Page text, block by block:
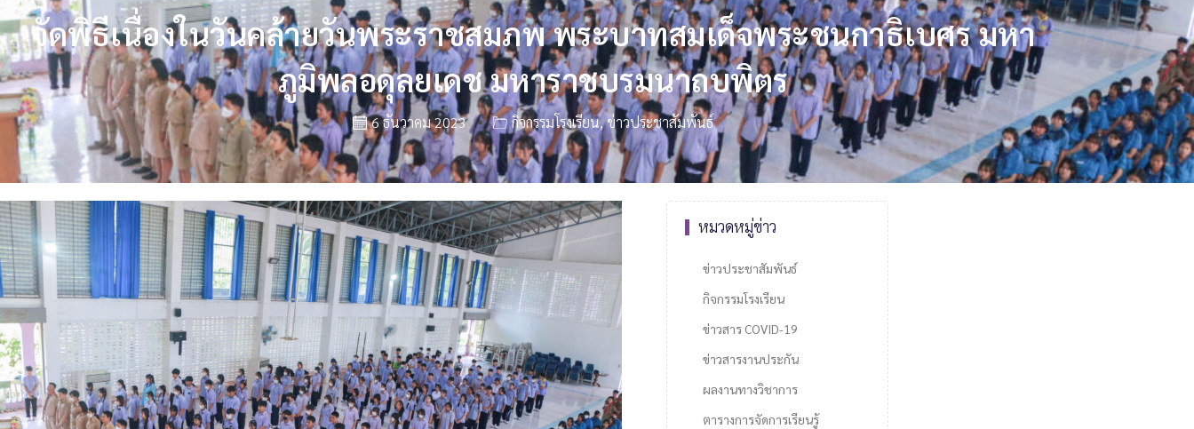
จัดพิธีเนื่องในวันคล้ายวันพระราชสมภพ พระบาทสมเด็จพระชนกาธิเบศร มหา
ภูมิพลอดุลยเดช มหาราชบรมนาถบพิตร
6 ธันวาคม 2023 กิจกรรมโรงเรียน,ข่าวประชาสัมพันธ์
หมวดหมู่ข่าว
ข่าวประชาสัมพันธ์
กิจกรรมโรงเรียน
ข่าวสาร COVID-19
ข่าวสารงานประกัน
ผลงานทางวิชาการ
ตารางการจัดการเรียนรู้